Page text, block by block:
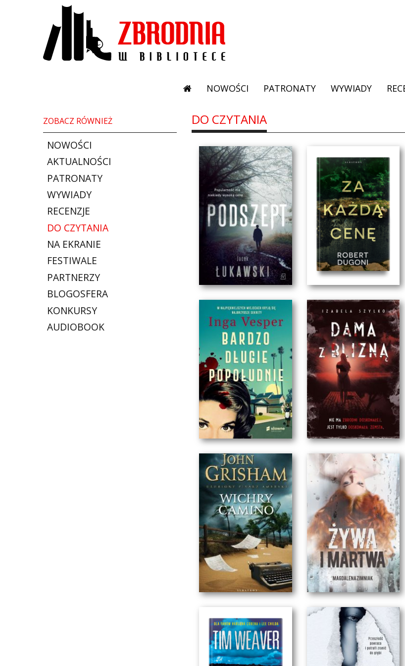
NOWOŚCI PATRONATY WYWIADY
ZOBACZ RÓWNIEŻ
NOWOŚCI
AKTUALNOŚCI
PATRONATY
WYWIADY
RECENZJE
DO CZYTANIA
NA EKRANIE
FESTIWALE
PARTNERZY
BLOGOSFERA
KONKURSY
AUDIOBOOK
DO CZYTANIA
PODSZEPT
Jacek Łukawski ZA KAŻDĄ CENĘ
DAMA Z BLIZNĄ